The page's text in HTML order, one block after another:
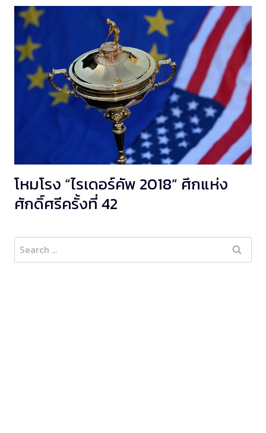
โหมโรง “ไรเดอร์คัพ 2018” ศึกแห่ง
ศักดิ์ศรีครั้งที่ 42
Search
for: